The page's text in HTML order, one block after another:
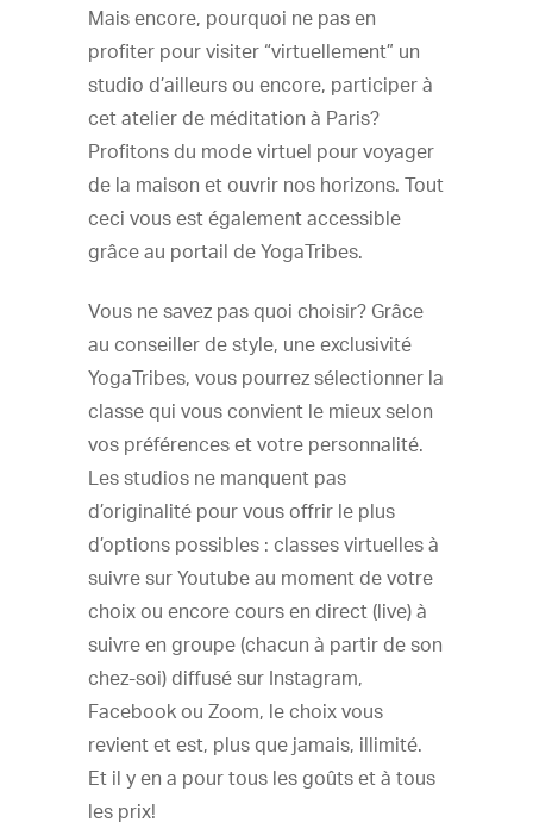
Mais encore, pourquoi ne pas en
profiter pour visiter “virtuellement” un
studio d’ailleurs ou encore, participer à
cet atelier de méditation à Paris?
Profitons du mode virtuel pour voyager
de la maison et ouvrir nos horizons. Tout
ceci vous est également accessible
grâce au portail de YogaTribes.
Vous ne savez pas quoi choisir? Grâce
au conseiller de style, une exclusivité
YogaTribes, vous pourrez sélectionner la
classe qui vous convient le mieux selon
vos préférences et votre personnalité.
Les studios ne manquent pas
d’originalité pour vous offrir le plus
d’options possibles : classes virtuelles à
suivre sur Youtube au moment de votre
choix ou encore cours en direct (live) à
suivre en groupe (chacun à partir de son
chez-soi) diffusé sur Instagram,
Facebook ou Zoom, le choix vous
revient et est, plus que jamais, illimité.
Et il y en a pour tous les goûts et à tous
les prix!